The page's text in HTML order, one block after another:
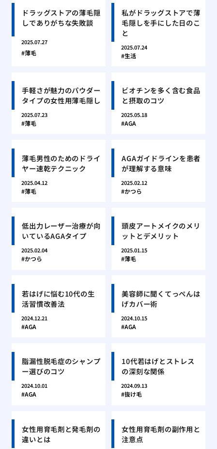
ドラッグストアの薄毛隠
しでありがちな失敗談
2025.07.27
薄毛
私がドラッグストアで薄
毛隠しを手にした日のこ
と
2025.07.24
生活
手軽さが魅力のパウダー
タイプの女性用薄毛隠し
2025.07.23
薄毛
ビオチンを多く含む食品
と摂取のコツ
2025.05.18
AGA
薄毛男性のためのドライ
ヤー速乾テクニック
2025.04.12
薄毛
AGAガイドラインを患者
が理解する意味
2025.02.12
かつら
低出力レーザー治療が向
いているAGAタイプ
2025.02.04
かつら
頭皮アートメイクのメリ
ットとデメリット
2025.01.15
薄毛
若はげに悩む10代の生
活習慣改善法
2024.12.21
AGA
美容師に聞くてっぺんは
げカバー術
2024.10.15
AGA
脂漏性脱毛症のシャンプ
ー選びのコツ
2024.10.01
AGA
10代若はげとストレス
の深刻な関係
2024.09.13
抜け毛
女性用育毛剤と発毛剤の
違いとは
女性用育毛剤の副作用と
注意点